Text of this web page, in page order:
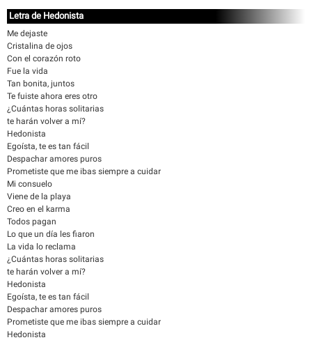
Letra de Hedonista
Me dejaste
Cristalina de ojos
Con el corazón roto
Fue la vida
Tan bonita, juntos
Te fuiste ahora eres otro
¿Cuántas horas solitarias
te harán volver a mí?
Hedonista
Egoísta, te es tan fácil
Despachar amores puros
Prometiste que me ibas siempre a cuidar
Mi consuelo
Viene de la playa
Creo en el karma
Todos pagan
Lo que un día les fiaron
La vida lo reclama
¿Cuántas horas solitarias
te harán volver a mí?
Hedonista
Egoísta, te es tan fácil
Despachar amores puros
Prometiste que me ibas siempre a cuidar
Hedonista